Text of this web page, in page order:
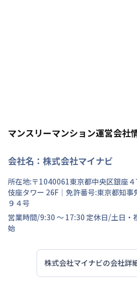
マンスリーマンション運営会社
会社名： 株式会社マイナビ
所在地:〒1040061東京都中央区銀座
伎座タワー 26F ｜免許番号:東京都知事
９４号
営業時間/9:30 ～ 17:30 定休日/土日・
始
株式会社マイナビの会社詳